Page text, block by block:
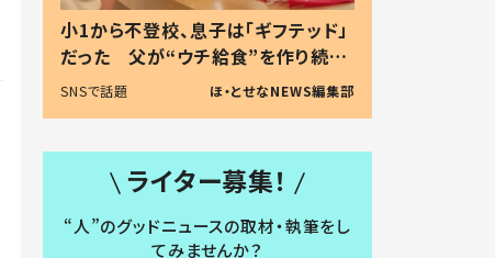
小1から不登校、息子は「ギフテッド」
だった 父が“ウチ給食”を作り続け
る理由とは #令和の親 #令和の子
SNSで話題 ほ・とせなNEWS編集部
ライター募集！
“人”のグッドニュースの取材・執筆をし
てみませんか？